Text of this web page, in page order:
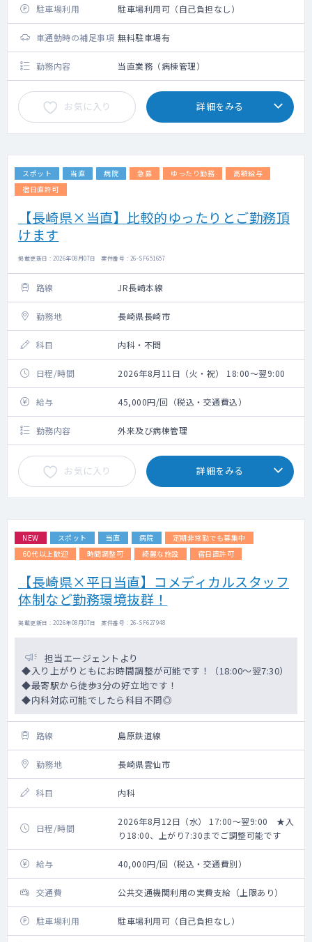
駐車場利用 駐車場利用可（自己負担なし）
車通勤時の補足事項 無料駐車場有
勤務内容 当直業務（病棟管理）
お気に入り 詳細をみる
スポット 当直 病院 急募 ゆったり勤務
高額給与
宿日直許可
【長崎県×当直】比較的ゆったりとご勤務頂
けます
掲載更新日 : 2026年08月07日 案件番号 : 26-SF651657
路線 JR長崎本線
勤務地 長崎県長崎市
科目 内科・不問
日程/時間 2026年8月11日（火・祝） 18:00～翌9:00
給与 45,000円/回（税込・交通費込）
勤務内容 外来及び病棟管理
お気に入り 詳細をみる
NEW スポット 当直 病院
定期非常勤でも募集中
60代以上歓迎
時間調整可 綺麗な施設 宿日直許可
【長崎県×平日当直】コメディカルスタッフ
体制など勤務環境抜群！
掲載更新日 : 2026年08月07日 案件番号 : 26-SF627948
担当エージェントより
◆入り上がりともにお時間調整が可能です！（18:00～翌7:30）
◆最寄駅から徒歩3分の好立地です！
◆内科対応可能でしたら科目不問◎
路線 島原鉄道線
勤務地 長崎県雲仙市
科目 内科
日程/時間
2026年8月12日（水） 17:00～翌9:00 ★入
り18:00、上がり7:30までご調整可能です
給与 40,000円/回（税込・交通費別）
交通費 公共交通機関利用の実費支給（上限あり）
駐車場利用 駐車場利用可（自己負担なし）